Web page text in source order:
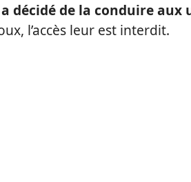
décidé de la conduire aux
l’accès leur est interdit.